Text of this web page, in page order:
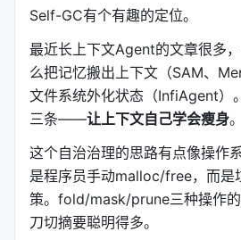
但格式不对。Self-GC做协议约
式。
控制平面提醒
最细的一个设计：防止模型把
去模仿。Self-GC在控制平面插
型"这些是治理标记，不是对话内
---
Self-GC有个有趣的定位。
最近长上下文Agent的文章很多
么把记忆搬出上下文（SAM、
文件系统外化状态（InfiAgent）
三条——让上下文自己学会瘦身。
这个自治治理的思路有点像操作
是程序员手动malloc/free，而是
策。fold/mask/prune三种操作
刀切摘要聪明得多。